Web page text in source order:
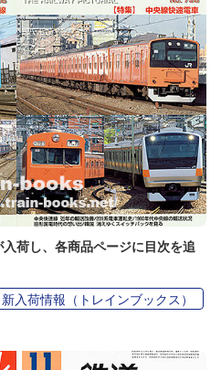
荷し、各商品ページに目次を追
新入荷情報（トレインブックス）